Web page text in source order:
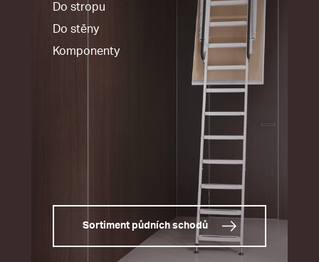
Do stropu
Do stěny
Komponenty
Sortiment půdních schodů